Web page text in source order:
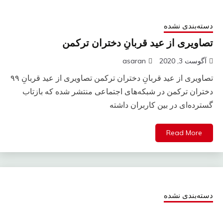
دسته‌بندی نشده
تصاویری از عید قربانِ دختران ترکمن
آگوست 3, 2020 asaran
تصاویری از عید قربانِ دختران ترکمن تصاویری از عید قربانِ ۹۹
دختران ترکمن در شبکه‌های اجتماعی منتشر شده که بازتاب
گسترده‌ای در بین کاربران داشته
Read More
دسته‌بندی نشده